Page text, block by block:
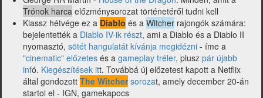
Trónok harca előzménysorozat történetéről tudni kell
Klassz hétvége ez a Diablo és a Witcher rajongók számára:
bejelentették a Diablo IV-ik részt, ami a Diablo és a Diablo II
nyomasztó, sötét hangulatát kívánja megidézni - íme a
"cinematic" előzetes és a gameplay tréler, plusz pár újabb
infó. Kiegészítések itt. Továbbá új előzetest kapott a Netflix
által gondozott The Witchersorozat, amely december 20-án
startol el - IGN, gamekapocs